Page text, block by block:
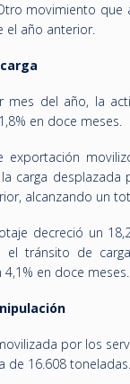
movimiento que
el año anterior.
mes del año, la
en doce meses.
exportación
carga
alcanzando un
decreció un
el tránsito de
en doce meses.
por los
de 16.608 toneladas.